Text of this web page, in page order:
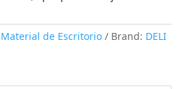
Material de Escritorio Brand: DELI